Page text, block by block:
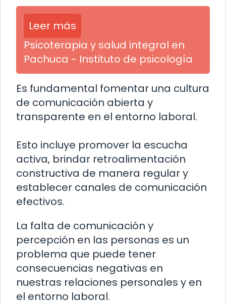
Leer más
Psicoterapia y salud integral en
Pachuca - Instituto de psicología
Es fundamental fomentar una cultura
de comunicación abierta y
transparente en el entorno laboral.
Esto incluye promover la escucha
activa, brindar retroalimentación
constructiva de manera regular y
establecer canales de comunicación
efectivos.
La falta de comunicación y
percepción en las personas es un
problema que puede tener
consecuencias negativas en
nuestras relaciones personales y en
el entorno laboral.